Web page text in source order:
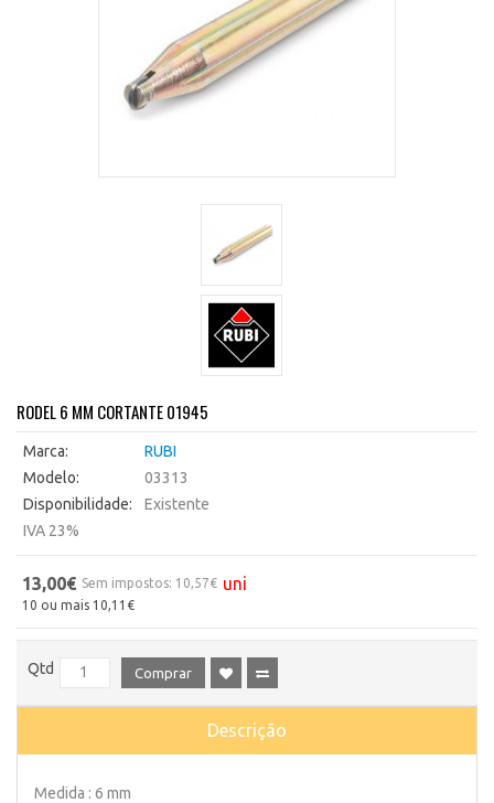
RODEL 6 MM CORTANTE 01945
Marca:
RUBI
Modelo:
03313
Disponibilidade:
Existente
IVA 23%
13,00€ Sem impostos: 10,57€ uni
10 ou mais 10,11€
Qtd Comprar
Descrição
Medida : 6 mm